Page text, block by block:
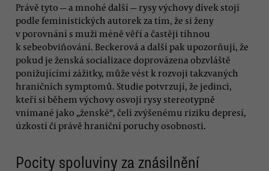
Právě tyto — a mnohé další — rysy výchovy dívek stojí
podle feministických autorek za tím, že si ženy
v porovnání s muži méně věří a častěji tíhnou
k sebeobviňování. Beckerová a další pak upozorňují, že
pokud je ženská socializace doprovázena obzvláště
ponižujícími zážitky, může vést k rozvoji takzvaných
hraničních symptomů. Studie potvrzují, že jedinci,
kteří si během výchovy osvojí rysy stereotypně
vnímané jako „ženské“, čelí zvýšenému riziku depresí,
úzkostí či právě hraniční poruchy osobnosti.
Pocity spoluviny za znásilnění